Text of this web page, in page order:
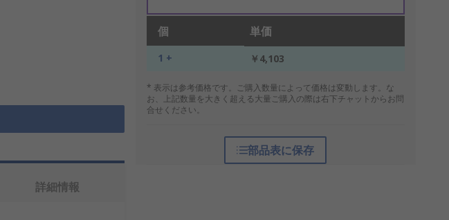
個 単価
1 + ￥4,103
* 表示は参考価格です。ご購入数量によって価格は変動します。な
お、上記数量を大きく超える大量ご購入の際は右下チャットからお問
合せください。
部品表に保存
詳細情報